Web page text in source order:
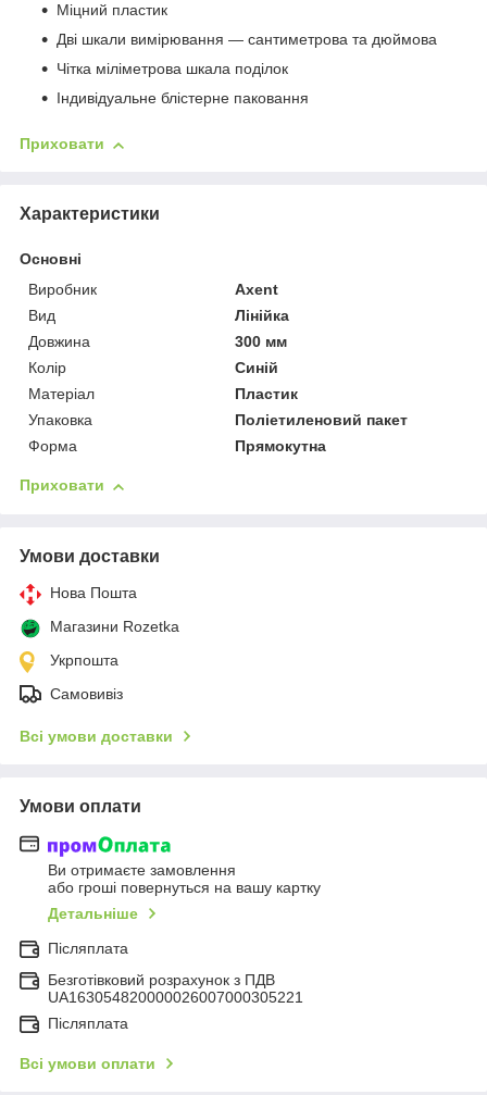
Міцний пластик
Дві шкали вимірювання — сантиметрова та дюймова
Чітка міліметрова шкала поділок
Індивідуальне блістерне паковання
Приховати
Характеристики
Основні
Виробник
Axent
Вид
Лінійка
Довжина
300 мм
Колір
Синій
Матеріал
Пластик
Упаковка
Поліетиленовий пакет
Форма
Прямокутна
Приховати
Умови доставки
Нова Пошта
Магазини Rozetka
Укрпошта
Самовивіз
Всі умови доставки
Умови оплати
Ви отримаєте замовлення
або гроші повернуться на вашу картку
Детальніше
Післяплата
Безготівковий розрахунок з ПДВ
UA163054820000026007000305221
Післяплата
Всі умови оплати